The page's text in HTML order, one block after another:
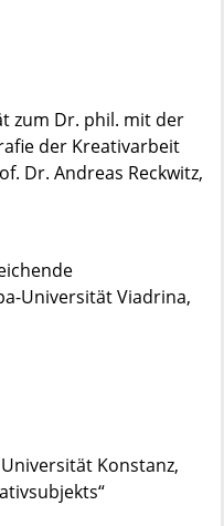
zum Dr. phil. mit der
der Kreativarbeit
Dr. Andreas Reckwitz,
Universität Viadrina,
Konstanz,